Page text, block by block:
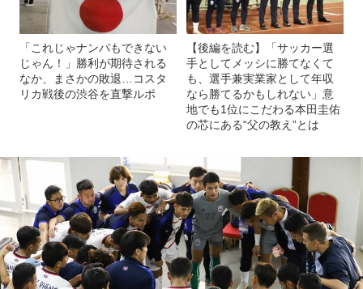
「これじゃナンパもできない
じゃん！」勝利が期待される
なか、まさかの敗退…コスタ
リカ戦後の渋谷を直撃ルポ
【後編を読む】「サッカー選
手としてメッシに勝てなくて
も、選手兼実業家として年収
なら勝てるかもしれない」意
地でも1位にこだわる本田圭佑
の芯にある“父の教え”とは